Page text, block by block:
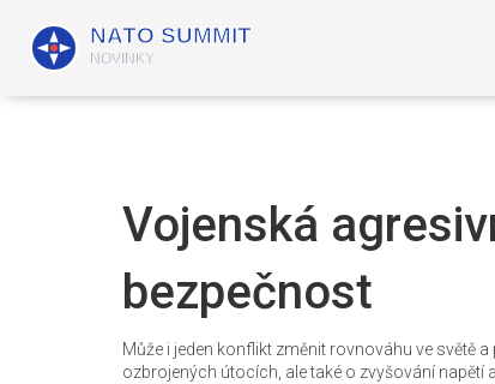
Vojenská
bezpečnost
Může i jeden konflikt změnit rovnováhu ve světě
ozbrojených útocích, ale také o zvyšování napětí